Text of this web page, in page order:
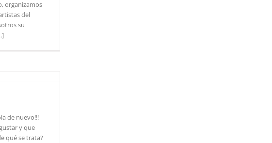
organizamos
del
su
de nuevo!!!
y que
qué se trata?